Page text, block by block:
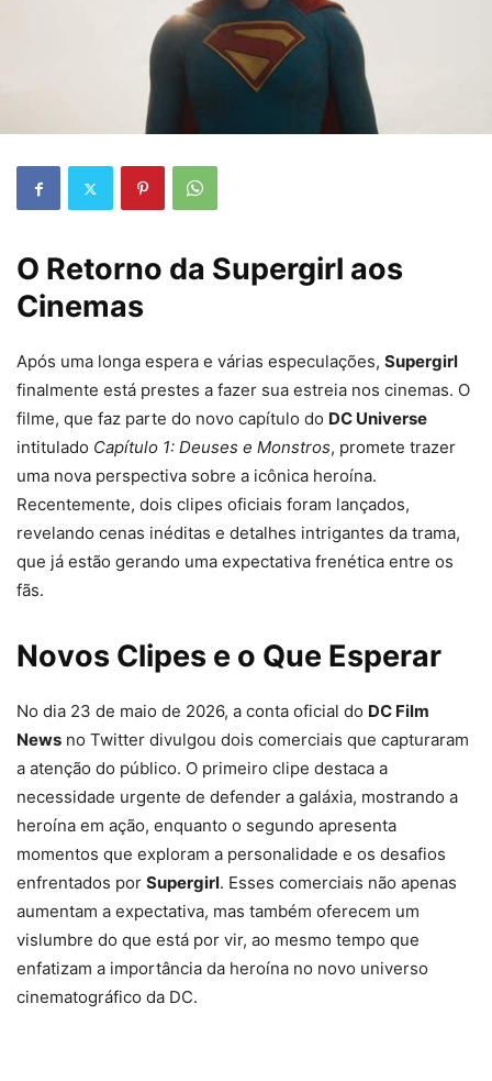
O Retorno da Supergirl aos
Cinemas
Após uma longa espera e várias especulações, Supergirl
finalmente está prestes a fazer sua estreia nos cinemas. O
filme, que faz parte do novo capítulo do DC Universe
intitulado Capítulo 1: Deuses e Monstros, promete trazer
uma nova perspectiva sobre a icônica heroína.
Recentemente, dois clipes oficiais foram lançados,
revelando cenas inéditas e detalhes intrigantes da trama,
que já estão gerando uma expectativa frenética entre os
fãs.
Novos Clipes e o Que Esperar
No dia 23 de maio de 2026, a conta oficial do DC Film
News no Twitter divulgou dois comerciais que capturaram
a atenção do público. O primeiro clipe destaca a
necessidade urgente de defender a galáxia, mostrando a
heroína em ação, enquanto o segundo apresenta
momentos que exploram a personalidade e os desafios
enfrentados por Supergirl. Esses comerciais não apenas
aumentam a expectativa, mas também oferecem um
vislumbre do que está por vir, ao mesmo tempo que
enfatizam a importância da heroína no novo universo
cinematográfico da DC.